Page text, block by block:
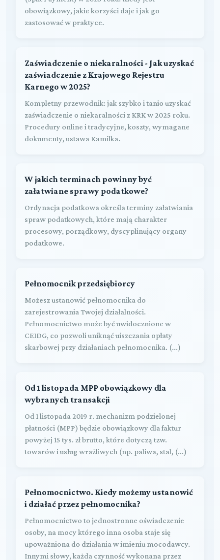
obowiązkowy, jakie korzyści daje i jak go
zastosować w praktyce.
Zaświadczenie o niekaralności - Jak uzyskać
zaświadczenie z Krajowego Rejestru
Karnego w 2025?
Kompletny przewodnik: jak szybko i tanio uzyskać
zaświadczenie o niekaralności z KRK w 2025 roku.
Procedury online i tradycyjne, koszty, wymagane
dokumenty, ustawa Kamilka.
W jakich terminach powinny być
załatwiane sprawy podatkowe?
Ordynacja podatkowa określa terminy załatwiania
spraw podatkowych, które mają charakter
procesowy, porządkowy, dyscyplinujący organy
podatkowe.
Pełnomocnik przedsiębiorcy
Możesz ustanowić pełnomocnika do
zarejestrowania Twojej działalności.
Pełnomocnictwo może być uwidocznione w
CEIDG, co pozwoli uniknąć uiszczania opłaty
skarbowej przy działaniach pełnomocnika. (...)
Od 1 listopada MPP obowiązkowy dla
wybranych transakcji
Od 1 listopada 2019 r. mechanizm podzielonej
płatności (MPP) będzie obowiązkowy dla faktur
powyżej 15 tys. zł brutto, które dotyczą tzw.
towarów i usług wrażliwych (np. paliwa, stal, (...)
Pełnomocnictwo. Kiedy możemy ustanowić
i działać przez pełnomocnika?
Pełnomocnictwo to jednostronne oświadczenie
osoby, na mocy którego inna osoba staje się
upoważniona do działania w imieniu mocodawcy.
Innymi słowy, każda czynność wykonana przez